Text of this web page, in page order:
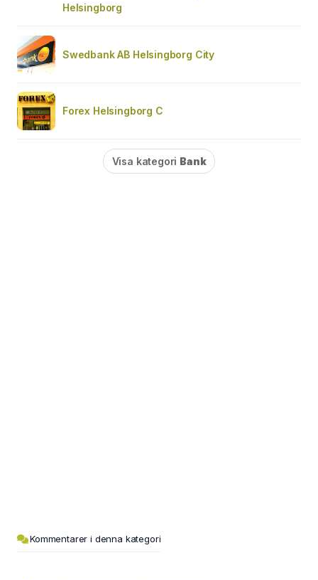
Helsingborg
Swedbank AB Helsingborg City
Forex Helsingborg C
Visa kategori Bank
Kommentarer i denna kategori